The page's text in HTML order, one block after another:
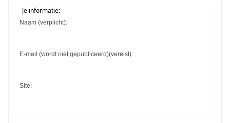
Je informatie:
Naam (verplicht):
E-mail (wordt niet gepubliceerd)(vereist):
Site: